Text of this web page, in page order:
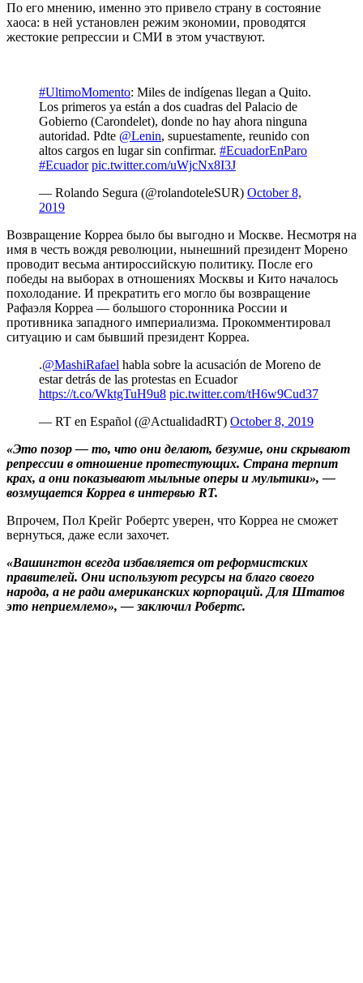
По его мнению, именно это привело страну в состояние
хаоса: в ней установлен режим экономии, проводятся
жестокие репрессии и СМИ в этом участвуют.
#UltimoMomento: Miles de indígenas llegan a Quito.
Los primeros ya están a dos cuadras del Palacio de
Gobierno (Carondelet), donde no hay ahora ninguna
autoridad. Pdte @Lenin, supuestamente, reunido con
altos cargos en lugar sin confirmar. #EcuadorEnParo
#Ecuador pic.twitter.com/uWjcNx8I3J
— Rolando Segura (@rolandoteleSUR) October 8,
2019
Возвращение Корреа было бы выгодно и Москве. Несмотря на
имя в честь вождя революции, нынешний президент Морено
проводит весьма антироссийскую политику. После его
победы на выборах в отношениях Москвы и Кито началось
похолодание. И прекратить его могло бы возвращение
Рафаэля Корреа — большого сторонника России и
противника западного империализма. Прокомментировал
ситуацию и сам бывший президент Корреа.
.@MashiRafael habla sobre la acusación de Moreno de
estar detrás de las protestas en Ecuador
https://t.co/WktgTuH9u8 pic.twitter.com/tH6w9Cud37
— RT en Español (@ActualidadRT) October 8, 2019
«Это позор — то, что они делают, безумие, они скрывают
репрессии в отношение протестующих. Страна терпит
крах, а они показывают мыльные оперы и мультики», —
возмущается Корреа в интервью RT.
Впрочем, Пол Крейг Робертс уверен, что Корреа не сможет
вернуться, даже если захочет.
«Вашингтон всегда избавляется от реформистских
правителей. Они используют ресурсы на благо своего
народа, а не ради американских корпораций. Для Штатов
это неприемлемо», — заключил Робертс.